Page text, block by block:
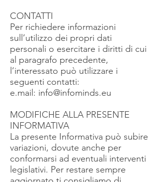
CONTATTI
Per richiedere informazioni
sull’utilizzo dei propri dati
personali o esercitare i diritti di cui
al paragrafo precedente,
l’interessato può utilizzare i
seguenti contatti:
e.mail: info@infominds.eu
MODIFICHE ALLA PRESENTE
INFORMATIVA
La presente Informativa può subire
variazioni, dovute anche per
conformarsi ad eventuali interventi
legislativi. Per restare sempre